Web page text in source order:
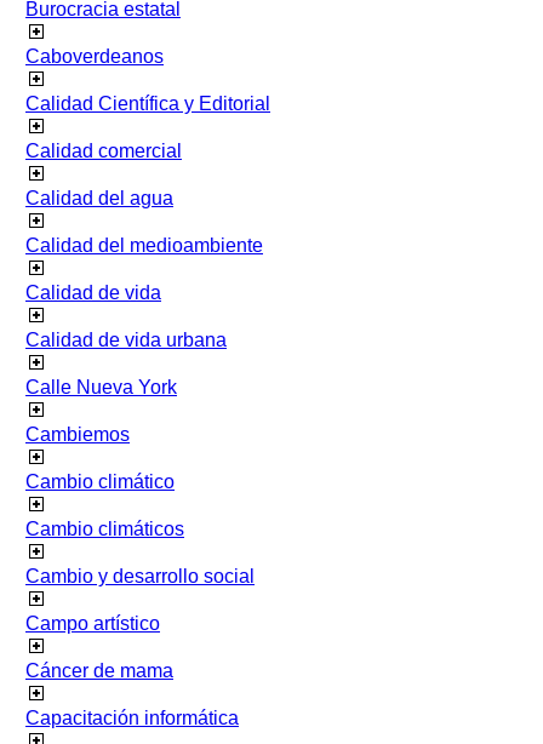
Burocracia estatal
Caboverdeanos
Calidad Científica y Editorial
Calidad comercial
Calidad del agua
Calidad del medioambiente
Calidad de vida
Calidad de vida urbana
Calle Nueva York
Cambiemos
Cambio climático
Cambio climáticos
Cambio y desarrollo social
Campo artístico
Cáncer de mama
Capacitación informática